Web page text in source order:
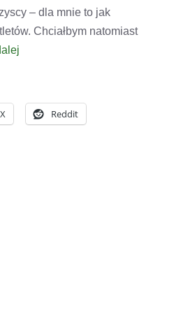
– dla mnie to jak
Chciałbym natomiast
X Reddit